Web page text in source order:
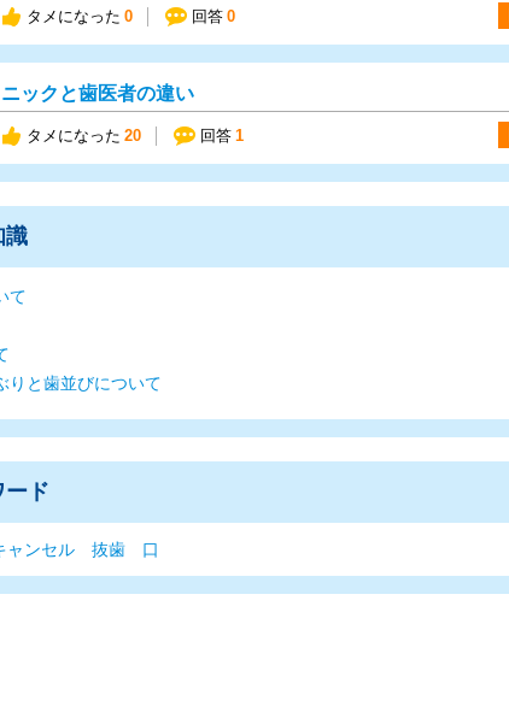
タメになった 0 回答 0
ックと歯医者の違い
タメになった 20 回答 1
識
て
りと歯並びについて
ード
ャンセル 抜歯 口